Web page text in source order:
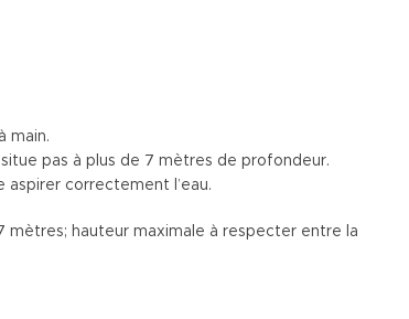
main.
pas à plus de 7 mètres de profondeur.
aspirer correctement l’eau.
mètres; hauteur maximale à respecter entre la